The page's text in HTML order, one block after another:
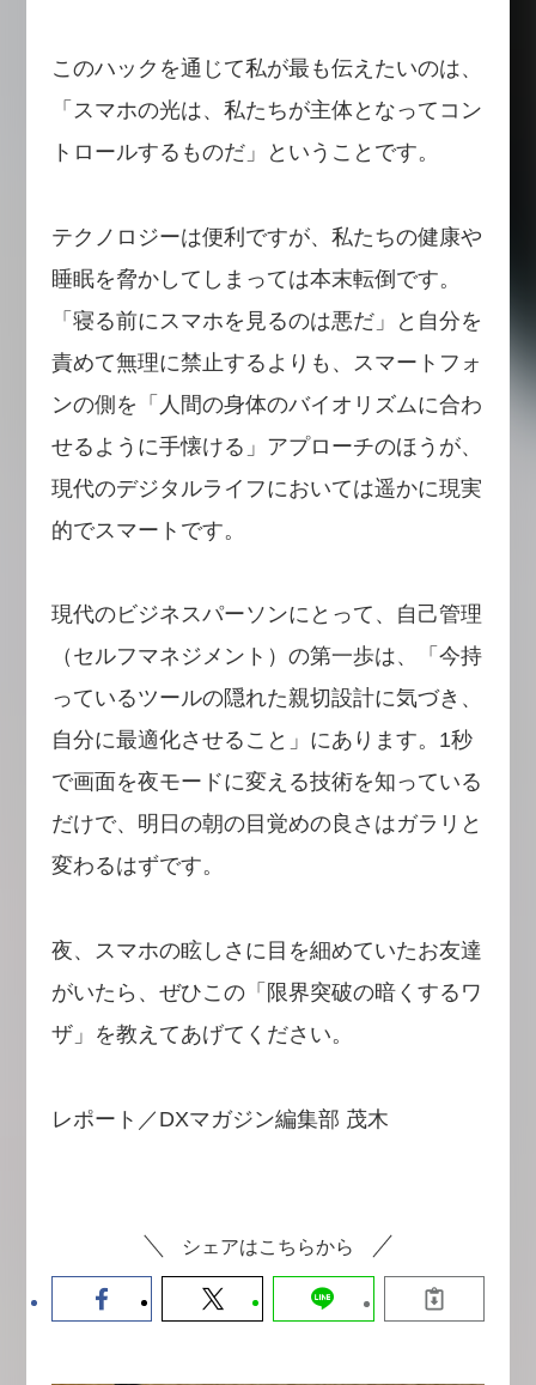
このハックを通じて私が最も伝えたいのは、
「スマホの光は、私たちが主体となってコン
トロールするものだ」ということです。
テクノロジーは便利ですが、私たちの健康や
睡眠を脅かしてしまっては本末転倒です。
「寝る前にスマホを見るのは悪だ」と自分を
責めて無理に禁止するよりも、スマートフォ
ンの側を「人間の身体のバイオリズムに合わ
せるように手懐ける」アプローチのほうが、
現代のデジタルライフにおいては遥かに現実
的でスマートです。
現代のビジネスパーソンにとって、自己管理
（セルフマネジメント）の第一歩は、「今持
っているツールの隠れた親切設計に気づき、
自分に最適化させること」にあります。1秒
で画面を夜モードに変える技術を知っている
だけで、明日の朝の目覚めの良さはガラリと
変わるはずです。
夜、スマホの眩しさに目を細めていたお友達
がいたら、ぜひこの「限界突破の暗くするワ
ザ」を教えてあげてください。
レポート／DXマガジン編集部 茂木
シェアはこちらから